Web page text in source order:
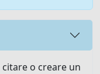
o creare un